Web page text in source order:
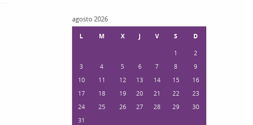
agosto 2026
L M X J V S
D
1
2
3
4 5 6 7 8
9
10
11 12 13 14 15
16
17
18 19 20 21 22
23
24
25 26 27 28 29
30
31